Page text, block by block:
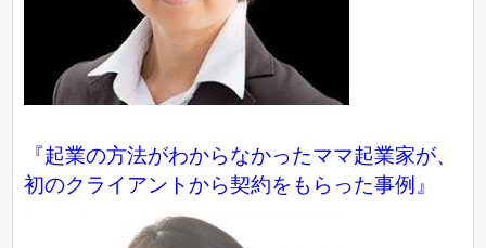
『起業の方法がわからなかったママ起業家が、
初のクライアントから契約をもらった事例』